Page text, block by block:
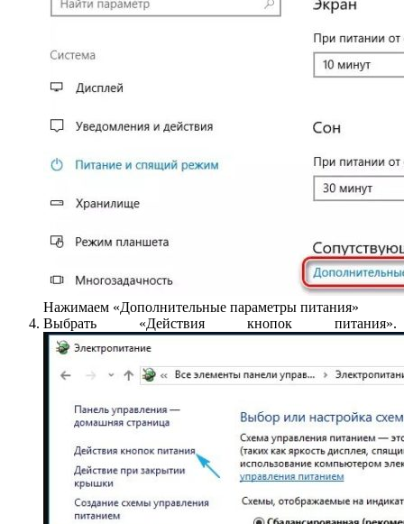
Нажимаем «Дополнительные параметры питания»
Выбрать «Действия кнопок питания».